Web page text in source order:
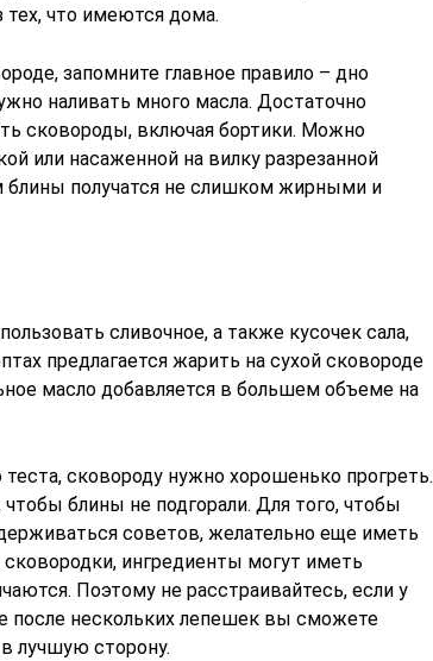
что имеются дома.
запомните главное правило – дно
наливать много масла. Достаточно
сковороды, включая бортики. Можно
или насаженной на вилку разрезанной
блины получатся не слишком жирными и
сливочное, а также кусочек сала,
предлагается жарить на сухой сковороде
масло добавляется в большем объеме на
сковороду нужно хорошенько прогреть.
блины не подгорали. Для того, чтобы
советов, желательно еще иметь
ингредиенты могут иметь
Поэтому не расстраивайтесь, если у
после нескольких лепешек вы сможете
лучшую сторону.